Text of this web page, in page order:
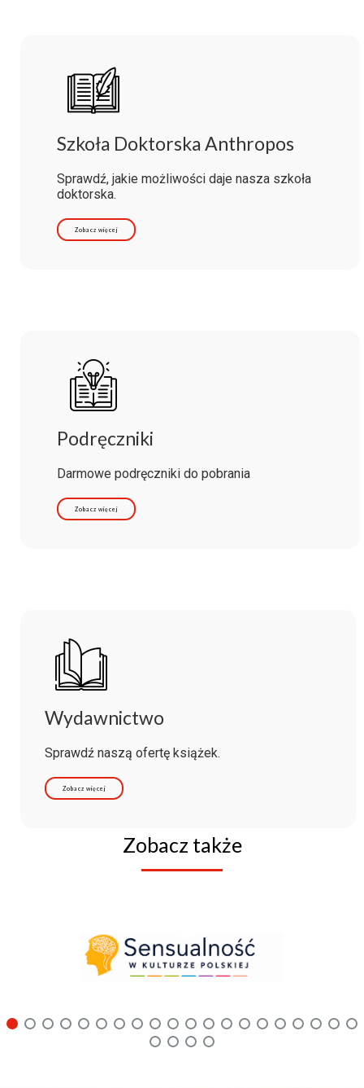
Szkoła Doktorska Anthropos
Sprawdź, jakie możliwości daje nasza szkoła
doktorska.
Zobacz więcej
Podręczniki
Darmowe podręczniki do pobrania
Zobacz więcej
Wydawnictwo
Sprawdź naszą ofertę książek.
Zobacz więcej
Zobacz także